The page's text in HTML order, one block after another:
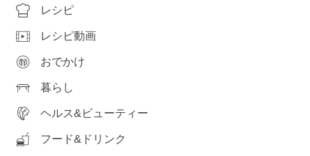
レシピ
レシピ動画
おでかけ
暮らし
ヘルス&ビューティー
フード&ドリンク